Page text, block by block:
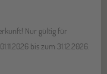
Nur gültig für
bis zum 31.12.2026.